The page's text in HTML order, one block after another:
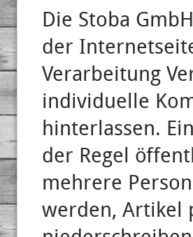
Die Stoba
der
Verarbeitung
individuelle
hinterlassen.
der Regel
mehrere
werden, Artikel